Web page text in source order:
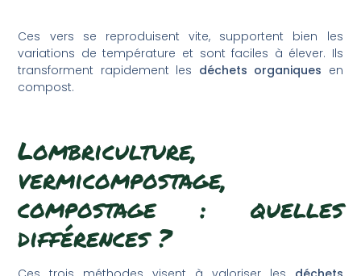
Ces vers se reproduisent vite, supportent bien les
variations de température et sont faciles à élever. Ils
transforment rapidement les déchets organiques en
compost.
Lombriculture,
vermicompostage,
compostage : quelles
différences ?